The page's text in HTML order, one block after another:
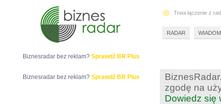
zgodę na
Dowiedz się
Biznesradar bez reklam? Sprawdź BR Plus
Biznesradar bez reklam? Sprawdź BR Plus
Trwa łączenie z
RADAR